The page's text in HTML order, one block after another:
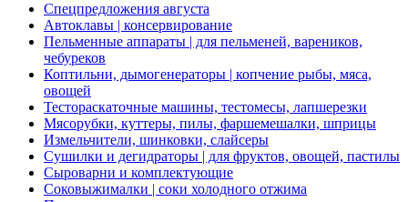
Спецпредложения августа
Автоклавы | консервирование
Пельменные аппараты | для пельменей, вареников,
чебуреков
Коптильни, дымогенераторы | копчение рыбы, мяса,
овощей
Тестораскаточные машины, тестомесы, лапшерезки
Мясорубки, куттеры, пилы, фаршемешалки, шприцы
Измельчители, шинковки, слайсеры
Сушилки и дегидраторы | для фруктов, овощей, пастилы
Сыроварни и комплектующие
Соковыжималки | соки холодного отжима